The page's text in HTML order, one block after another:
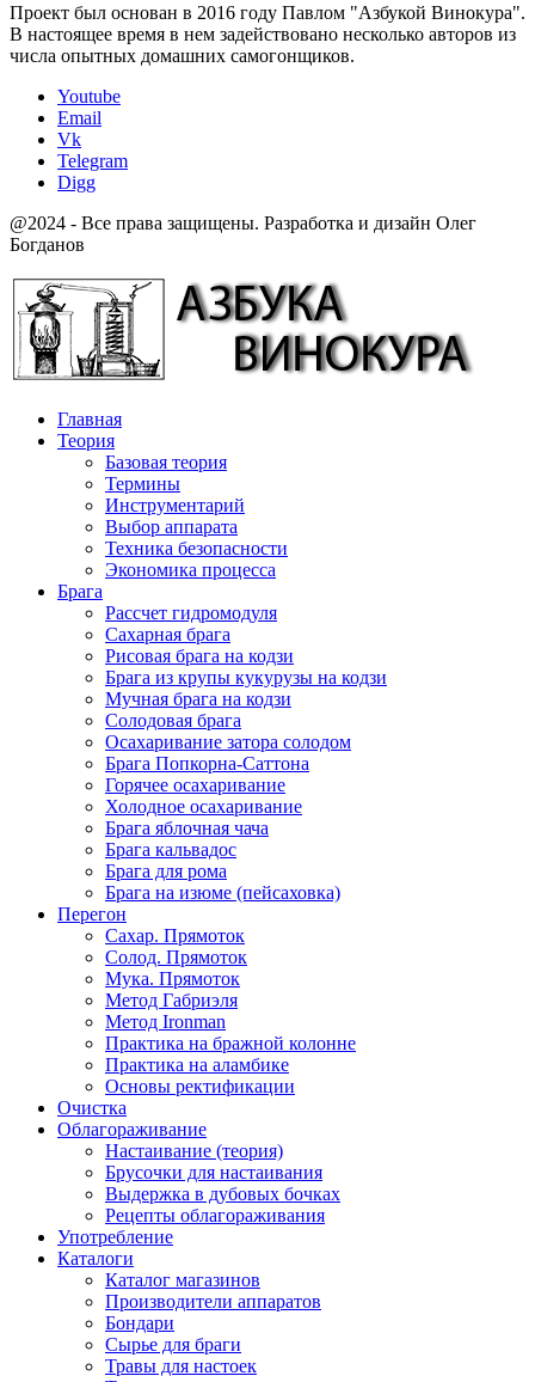
Проект был основан в 2016 году Павлом "Азбукой Винокура".
В настоящее время в нем задействовано несколько авторов из
числа опытных домашних самогонщиков.
Youtube
Email
Vk
Telegram
Digg
@2024 - Все права защищены. Разработка и дизайн Олег
Богданов
Главная
Теория
Базовая теория
Термины
Инструментарий
Выбор аппарата
Техника безопасности
Экономика процесса
Брага
Рассчет гидромодуля
Сахарная брага
Рисовая брага на кодзи
Брага из крупы кукурузы на кодзи
Мучная брага на кодзи
Солодовая брага
Осахаривание затора солодом
Брага Попкорна-Саттона
Горячее осахаривание
Холодное осахаривание
Брага яблочная чача
Брага кальвадос
Брага для рома
Брага на изюме (пейсаховка)
Перегон
Сахар. Прямоток
Солод. Прямоток
Мука. Прямоток
Метод Габриэля
Метод Ironman
Практика на бражной колонне
Практика на аламбике
Основы ректификации
Очистка
Облагораживание
Настаивание (теория)
Брусочки для настаивания
Выдержка в дубовых бочках
Рецепты облагораживания
Употребление
Каталоги
Каталог магазинов
Производители аппаратов
Бондари
Сырье для браги
Травы для настоек